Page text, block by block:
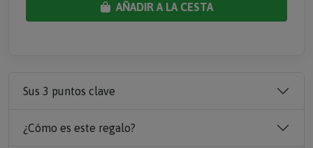
AÑADIR A LA CESTA
Sus 3 puntos clave
¿Cómo es este regalo?